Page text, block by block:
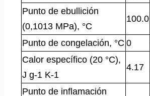
Punto de ebullición
(0,1013 MPa), °C
100.0
Punto de congelación, °C 0
Calor específico (20 °C),
J g-1 K-1
4.17
Punto de inflamación